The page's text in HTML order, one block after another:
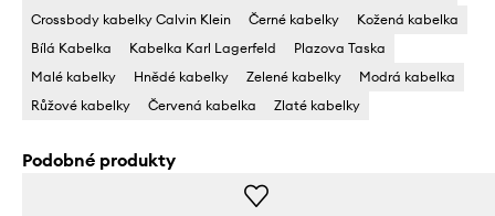
Crossbody kabelky Calvin Klein
Černé kabelky
Kožená kabelka
Bílá Kabelka
Kabelka Karl Lagerfeld
Plazova Taska
Malé kabelky
Hnědé kabelky Zelené kabelky
Modrá kabelka
Růžové kabelky
Červená kabelka Zlaté kabelky
Podobné produkty